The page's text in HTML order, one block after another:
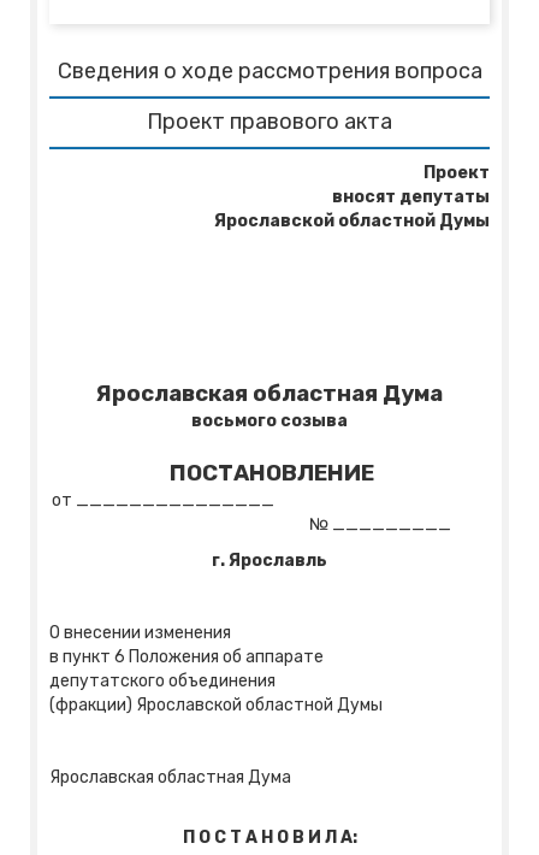
Сведения о ходе рассмотрения вопроса
Проект правового акта
Проект
вносят депутаты
Ярославской областной Думы
Ярославская областная Дума
восьмого созыва
ПОСТАНОВЛЕНИЕ
от _______________
№ _________
г. Ярославль
О внесении изменения
в пункт 6 Положения об аппарате
депутатского объединения
(фракции) Ярославской областной Думы
Ярославская областная Дума
П О С Т А Н О В И Л А: